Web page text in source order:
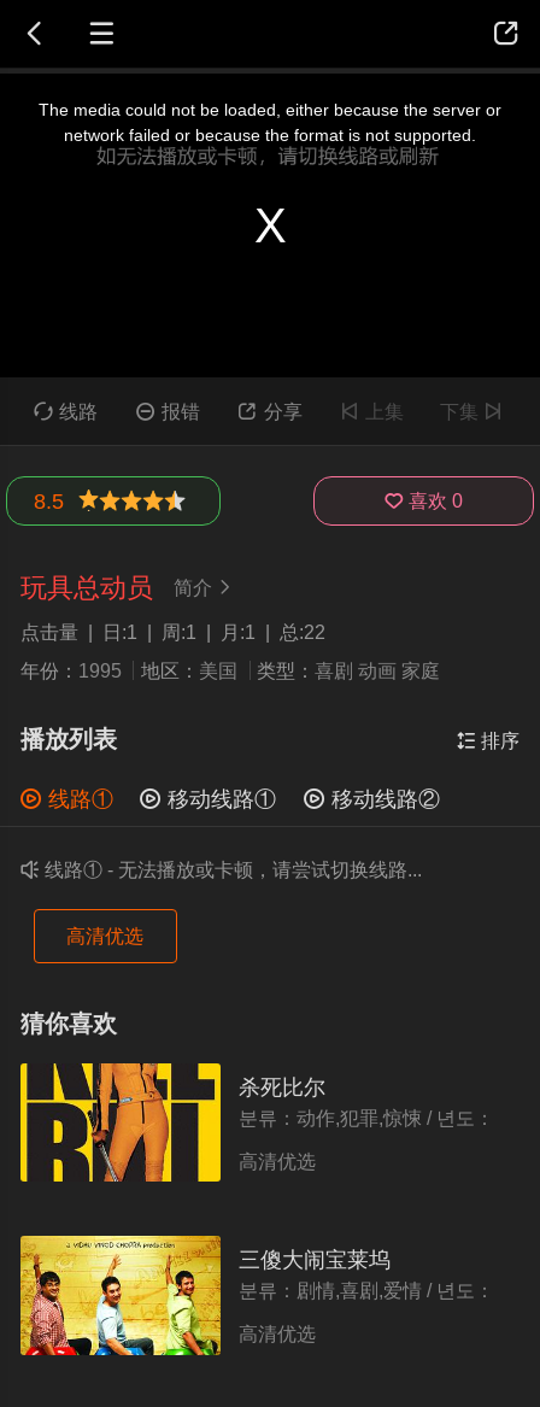
 

 线路  报错  分享  上集 下集 
8.5
推荐力荐 喜欢 0
玩具总动员 简介 
点击量 | 日:1 | 周:1 | 月:1 | 总:22
年份： 1995 地区： 美国 类型：喜剧 动画 家庭
 排序
播放列表
 线路①  移动线路①  移动线路②
 线路① - 无法播放或卡顿，请尝试切换线路...
高清优选
猜你喜欢
杀死比尔
분류：动作,犯罪,惊悚 / 년도：
2003
高清优选
三傻大闹宝莱坞
분류：剧情,喜剧,爱情 / 년도：
2009
高清优选